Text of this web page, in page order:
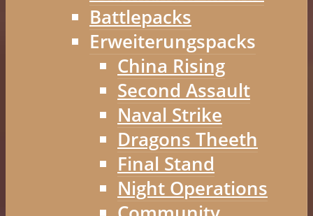
Battlepacks
Erweiterungspacks
China Rising
Second Assault
Naval Strike
Dragons Theeth
Final Stand
Night Operations